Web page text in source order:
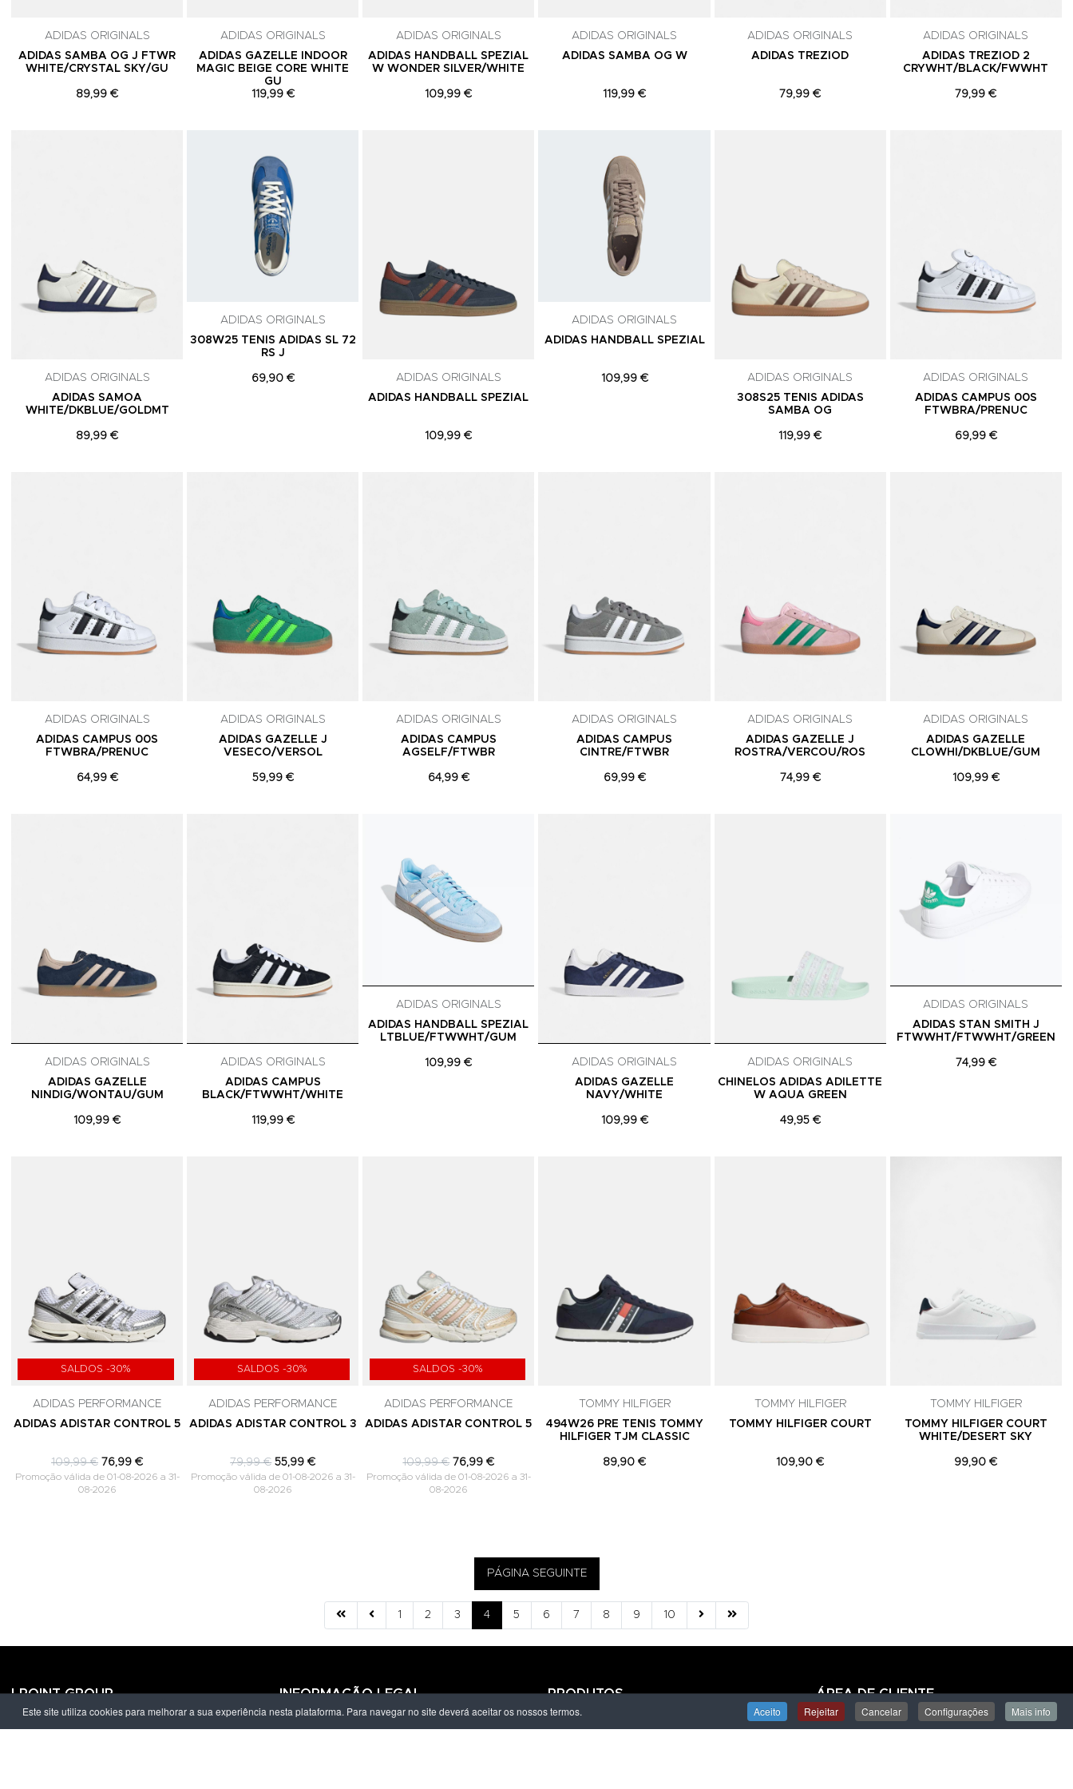
ADIDAS ORIGINALS
ADIDAS SAMBA OG J FTWR
WHITE/CRYSTAL SKY/GU
89,99 €
ADIDAS ORIGINALS
ADIDAS GAZELLE INDOOR
MAGIC BEIGE CORE WHITE
GU
119,99 €
ADIDAS ORIGINALS
ADIDAS HANDBALL SPEZIAL
W WONDER SILVER/WHITE
109,99 €
ADIDAS ORIGINALS
ADIDAS SAMBA OG W
119,99 €
ADIDAS ORIGINALS
ADIDAS TREZIOD
79,99 €
ADIDAS ORIGINALS
ADIDAS TREZIOD 2
CRYWHT/BLACK/FWWHT
79,99 €
ADIDAS ORIGINALS
ADIDAS SAMOA
WHITE/DKBLUE/GOLDMT
89,99 €
ADIDAS ORIGINALS
308W25 TENIS ADIDAS SL 72
RS J
69,90 €
ADIDAS ORIGINALS
ADIDAS HANDBALL SPEZIAL
109,99 €
ADIDAS ORIGINALS
ADIDAS HANDBALL SPEZIAL
109,99 €
ADIDAS ORIGINALS
308S25 TENIS ADIDAS
SAMBA OG
119,99 €
ADIDAS ORIGINALS
ADIDAS CAMPUS 00S
FTWBRA/PRENUC
69,99 €
ADIDAS ORIGINALS
ADIDAS CAMPUS 00S
FTWBRA/PRENUC
64,99 €
ADIDAS ORIGINALS
ADIDAS GAZELLE J
VESECO/VERSOL
59,99 €
ADIDAS ORIGINALS
ADIDAS CAMPUS
AGSELF/FTWBR
64,99 €
ADIDAS ORIGINALS
ADIDAS CAMPUS
CINTRE/FTWBR
69,99 €
ADIDAS ORIGINALS
ADIDAS GAZELLE J
ROSTRA/VERCOU/ROS
74,99 €
ADIDAS ORIGINALS
ADIDAS GAZELLE
CLOWHI/DKBLUE/GUM
109,99 €
ADIDAS ORIGINALS
ADIDAS GAZELLE
NINDIG/WONTAU/GUM
109,99 €
ADIDAS ORIGINALS
ADIDAS CAMPUS
BLACK/FTWWHT/WHITE
119,99 €
ADIDAS ORIGINALS
ADIDAS HANDBALL SPEZIAL
LTBLUE/FTWWHT/GUM
109,99 €
ADIDAS ORIGINALS
ADIDAS GAZELLE
NAVY/WHITE
109,99 €
ADIDAS ORIGINALS
CHINELOS ADIDAS ADILETTE
W AQUA GREEN
49,95 €
ADIDAS ORIGINALS
ADIDAS STAN SMITH J
FTWWHT/FTWWHT/GREEN
74,99 €
SALDOS -30%
ADIDAS PERFORMANCE
ADIDAS ADISTAR CONTROL 5
109,99 € 76,99 €
Promoção válida de 01-08-2026 a 31-
08-2026
SALDOS -30%
ADIDAS PERFORMANCE
ADIDAS ADISTAR CONTROL 3
79,99 € 55,99 €
Promoção válida de 01-08-2026 a 31-
08-2026
SALDOS -30%
ADIDAS PERFORMANCE
ADIDAS ADISTAR CONTROL 5
109,99 € 76,99 €
Promoção válida de 01-08-2026 a 31-
08-2026
TOMMY HILFIGER
494W26 PRE TENIS TOMMY
HILFIGER TJM CLASSIC
89,90 €
TOMMY HILFIGER
TOMMY HILFIGER COURT
109,90 €
TOMMY HILFIGER
TOMMY HILFIGER COURT
WHITE/DESERT SKY
99,90 €
PÁGINA SEGUINTE
1 2 3 4 5 6 7 8 9 10
LPOINT GROUP INFORMAÇÃO LEGAL PRODUTOS ÁREA DE CLIENTE
Este site utiliza cookies para melhorar a sua experiência nesta plataforma. Para navegar no site deverá aceitar os nossos termos. Aceito Rejeitar Cancelar Configurações Mais info